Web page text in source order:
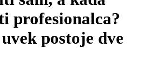
profesionalca?
postoje dve